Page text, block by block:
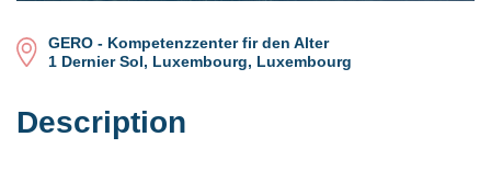
GERO - Kompetenzzenter fir den Alter
1 Dernier Sol, Luxembourg, Luxembourg
Description